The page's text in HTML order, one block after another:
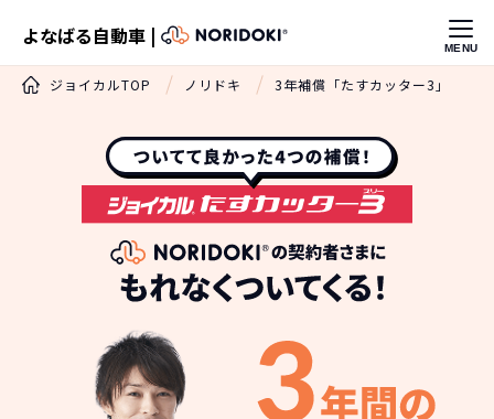
よなばる自動車 | MENU
ジョイカルTOP ノリドキ 3年補償「たすカッター3」